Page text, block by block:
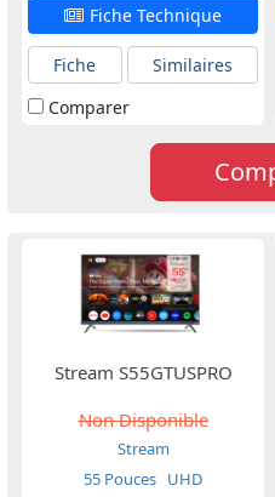
Fiche Technique
Fiche
Similaires
Comparer
Stream S55GTUSPRO
Non Disponible
Stream
55 Pouces UHD